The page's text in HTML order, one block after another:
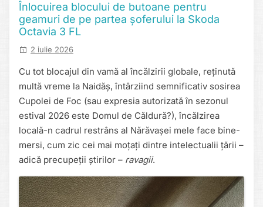
Înlocuirea blocului de butoane pentru
geamuri de pe partea șoferului la Skoda
Octavia 3 FL
2 iulie 2026
Cu tot blocajul din vamă al încălzirii globale, reținută
multă vreme la Naidăș, întârziind semnificativ sosirea
Cupolei de Foc (sau expresia autorizată în sezonul
estival 2026 este Domul de Căldură?), încălzirea
locală-n cadrul restrâns al Nărăvașei mele face bine-
mersi, cum zic cei mai moțați dintre intelectualii țării –
adică precupeții știrilor – ravagii.